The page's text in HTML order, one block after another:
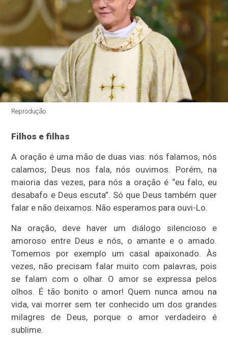
Reprodução
Filhos e filhas
A oração é uma mão de duas vias: nós falamos, nós
calamos; Deus nos fala, nós ouvimos. Porém, na
maioria das vezes, para nós a oração é “eu falo, eu
desabafo e Deus escuta”. Só que Deus também quer
falar e não deixamos. Não esperamos para ouvi-Lo.
Na oração, deve haver um diálogo silencioso e
amoroso entre Deus e nós, o amante e o amado.
Tomemos por exemplo um casal apaixonado. Às
vezes, não precisam falar muito com palavras, pois
se falam com o olhar. O amor se expressa pelos
olhos. É tão bonito o amor! Quem nunca amou na
vida, vai morrer sem ter conhecido um dos grandes
milagres de Deus, porque o amor verdadeiro é
sublime.